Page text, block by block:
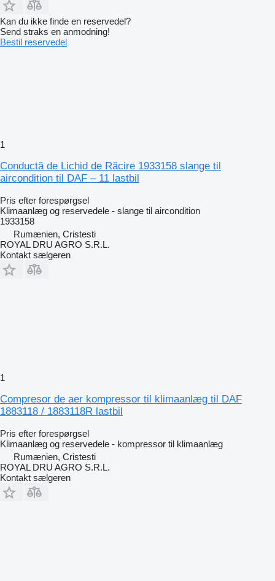
Kan du ikke finde en reservedel?
Send straks en anmodning!
Bestil reservedel
1
Conductă de Lichid de Răcire 1933158 slange til
aircondition til DAF – 11 lastbil
Pris efter forespørgsel
Klimaanlæg og reservedele - slange til aircondition
1933158
Rumænien, Cristesti
ROYAL DRU AGRO S.R.L.
Kontakt sælgeren
1
Compresor de aer kompressor til klimaanlæg til DAF
1883118 / 1883118R lastbil
Pris efter forespørgsel
Klimaanlæg og reservedele - kompressor til klimaanlæg
Rumænien, Cristesti
ROYAL DRU AGRO S.R.L.
Kontakt sælgeren